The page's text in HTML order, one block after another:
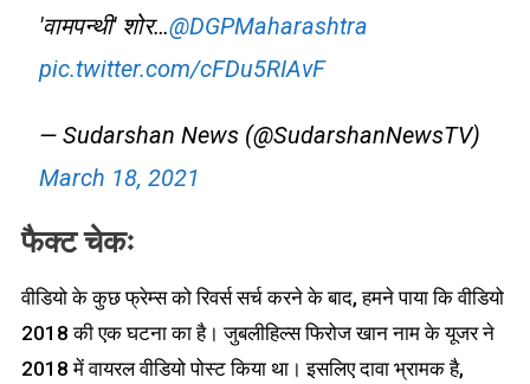
'वामपन्थी' शोर…@DGPMaharashtra
pic.twitter.com/cFDu5RIAvF
— Sudarshan News (@SudarshanNewsTV)
March 18, 2021
फैक्ट चेकः
वीडियो के कुछ फ्रेम्स को रिवर्स सर्च करने के बाद, हमने पाया कि वीडियो
2018 की एक घटना का है। जुबलीहिल्स फिरोज खान नाम के यूजर ने
2018 में वायरल वीडियो पोस्ट किया था। इसलिए दावा भ्रामक है,